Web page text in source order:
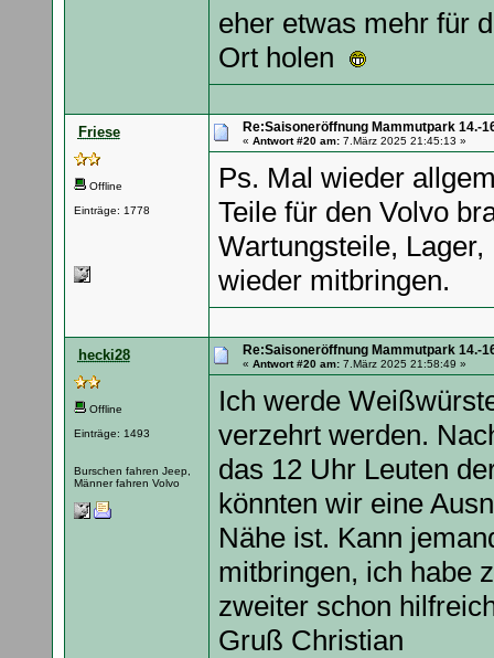
eher etwas mehr für
Ort holen
Friese
Offline
Einträge: 1778
Re:Saisoneröffnung Mammutpark 14.-
« Antwort #20 am:7.März 2025 21:45:13 »
Ps. Mal wieder
Teile für den Volvo
Wartungsteile,
wieder mitbringen.
hecki28
Offline
Einträge: 1493
Burschen fahren Jeep,
Männer fahren Volvo
Re:Saisoneröffnung Mammutpark 14.-
« Antwort #20 am:7.März 2025 21:58:49 »
Ich werde
verzehrt werden.
das 12 Uhr Leuten
könnten wir eine
Nähe ist. Kann
mitbringen, ich habe
zweiter schon
Gruß Christian